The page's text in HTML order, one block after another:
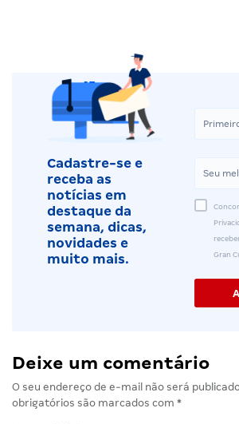
Cadastre-se e
receba as
notícias em
destaque da
semana, dicas,
novidades e
muito mais.
Gran
Deixe um comentário
O seu endereço de e-mail não será
obrigatórios são marcados com *